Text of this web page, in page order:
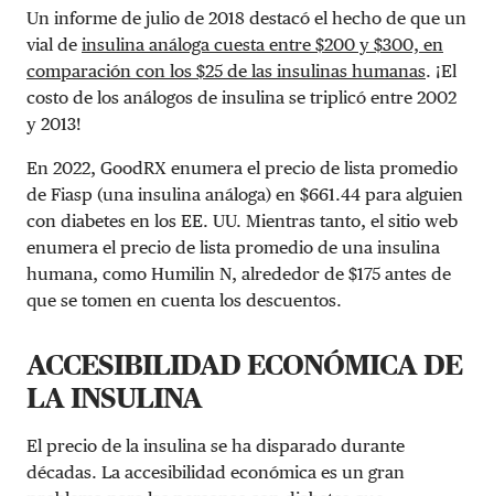
Un informe de julio de 2018 destacó el hecho de que un
vial de insulina análoga cuesta entre $200 y $300, en
comparación con los $25 de las insulinas humanas. ¡El
costo de los análogos de insulina se triplicó entre 2002
y 2013!
En 2022, GoodRX enumera el precio de lista promedio
de Fiasp (una insulina análoga) en $661.44 para alguien
con diabetes en los EE. UU. Mientras tanto, el sitio web
enumera el precio de lista promedio de una insulina
humana, como Humilin N, alrededor de $175 antes de
que se tomen en cuenta los descuentos.
ACCESIBILIDAD ECONÓMICA DE
LA INSULINA
El precio de la insulina se ha disparado durante
décadas. La accesibilidad económica es un gran